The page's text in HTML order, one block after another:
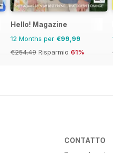
Hello! Magazine
12 Months per €99,99
€254.49 Risparmio 61%
CONTATTO